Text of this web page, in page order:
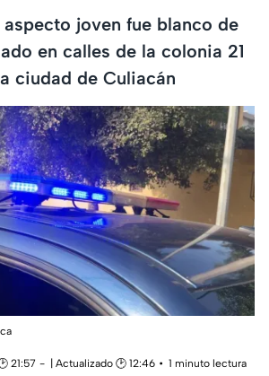
joven fue blanco de
en calles de la colonia 21
ciudad de Culiacán
21:57 | Actualizado 🕑 12:46
1 minuto lectura